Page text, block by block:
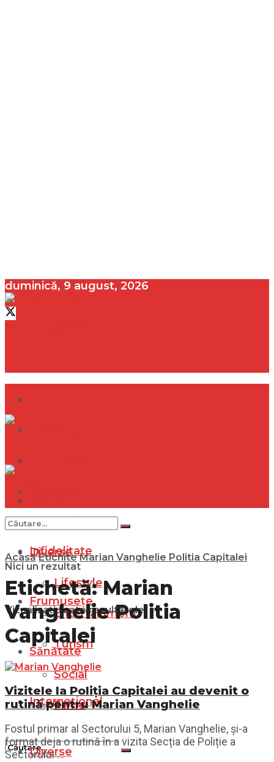
duminică, 9 august, 2026
Internațional
Diverse
Lifestyle
Entertainment
Turism
Social
Filme
Infidelitate
Frumusețe
Sănătate
Internațional
Diverse
Nici un rezultat
Vizualizați toate rezultatele
Acasă Etichite Marian Vanghelie Politia Capitalei
Etichetă:Marian
Vanghelie Politia
Capitalei
Vizitele la Poliția Capitalei au devenit o
rutină pentru Marian Vanghelie
Fostul primar al Sectorului 5, Marian Vanghelie, și-a
format deja o rutină în a vizita Secția de Poliție a
Sectorului ...